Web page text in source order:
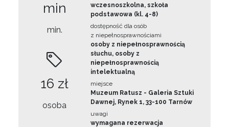
min
min.
16 zł
osoba
wczesnoszkolna, szkoła
podstawowa (kl. 4-8)
dostępność dla osób
z niepełnosprawnościami
osoby z niepełnosprawnością
słuchu, osoby z
niepełnosprawnością
intelektualną
miejsce
Muzeum Ratusz - Galeria Sztuki
Dawnej, Rynek 1, 33-100 Tarnów
uwagi
wymagana rezerwacja